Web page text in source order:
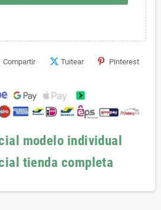
Compartir Tuitear Pinterest
modelo individual
tienda completa